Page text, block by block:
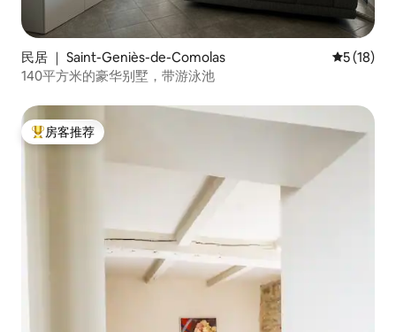
民居 ｜ Saint-Geniès-de-Comolas 平均评分
5 (18)
140平方米的豪华别墅，带游泳池
热门「房客推荐」
房客推荐